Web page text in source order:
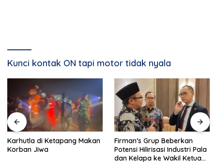
Kunci kontak ON tapi motor tidak nyala
Karhutla di Ketapang Makan
Korban Jiwa
Firman’s Grup Beberkan
Potensi Hilirisasi Industri Pala
dan Kelapa ke Wakil Ketua